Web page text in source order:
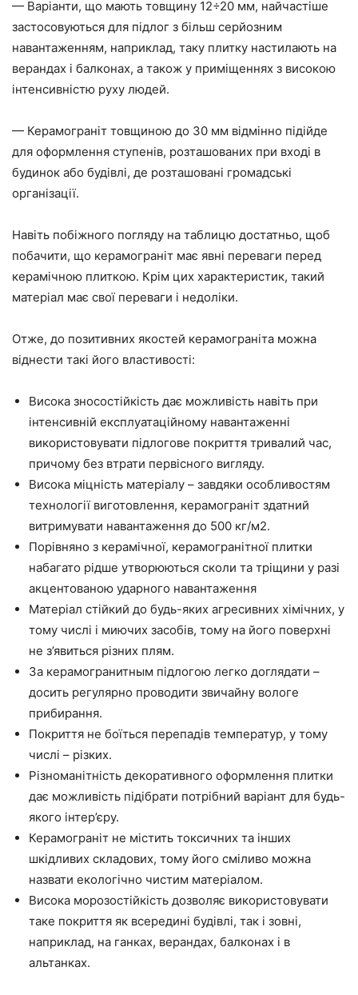
— Варіанти, що мають товщину 12÷20 мм, найчастіше
застосовуються для підлог з більш серйозним
навантаженням, наприклад, таку плитку настилають на
верандах і балконах, а також у приміщеннях з високою
інтенсивністю руху людей.
— Керамограніт товщиною до 30 мм відмінно підійде
для оформлення ступенів, розташованих при вході в
будинок або будівлі, де розташовані громадські
організації.
Навіть побіжного погляду на таблицю достатньо, щоб
побачити, що керамограніт має явні переваги перед
керамічною плиткою. Крім цих характеристик, такий
матеріал має свої переваги і недоліки.
Отже, до позитивних якостей керамограніта можна
віднести такі його властивості:
Висока зносостійкість дає можливість навіть при
інтенсивній експлуатаційному навантаженні
використовувати підлогове покриття тривалий час,
причому без втрати первісного вигляду.
Висока міцність матеріалу – завдяки особливостям
технології виготовлення, керамограніт здатний
витримувати навантаження до 500 кг/м2.
Порівняно з керамічної, керамогранітної плитки
набагато рідше утворюються сколи та тріщини у разі
акцентованою ударного навантаження
Матеріал стійкий до будь-яких агресивних хімічних, у
тому числі і миючих засобів, тому на його поверхні
не з’явиться різних плям.
За керамогранитным підлогою легко доглядати –
досить регулярно проводити звичайну вологе
прибирання.
Покриття не боїться перепадів температур, у тому
числі – різких.
Різноманітність декоративного оформлення плитки
дає можливість підібрати потрібний варіант для будь-
якого інтер’єру.
Керамограніт не містить токсичних та інших
шкідливих складових, тому його сміливо можна
назвати екологічно чистим матеріалом.
Висока морозостійкість дозволяє використовувати
таке покриття як всередині будівлі, так і зовні,
наприклад, на ганках, верандах, балконах і в
альтанках.